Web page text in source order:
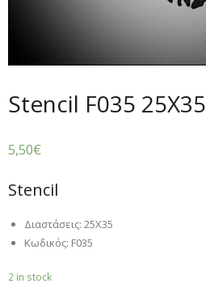
Stencil F035 25X35
5,50€
Stencil
Διαστάσεις: 25X35
Κωδικός: F035
2 in stock